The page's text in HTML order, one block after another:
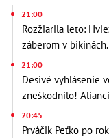
21:00
Rozžiarila leto:
záberom v
21:00
Desivé vyhlásenie
zneškodnilo!
20:45
Prváčik Peťko po